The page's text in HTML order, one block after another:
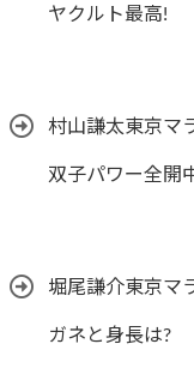
ヤクルト最高!
村山謙太東京マ
双子パワー全開
堀尾謙介東京マ
ガネと身長は?